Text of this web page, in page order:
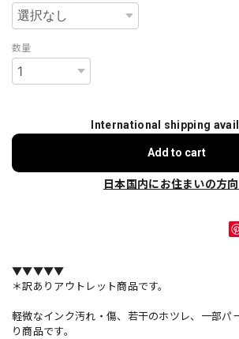
数量
International shipping
Add to cart
日本国内にお住まいの方
▼▼▼▼▼
＊訳ありアウトレット商品です。
軽微なインク汚れ・傷、若干のホツレ、一部パ
り商品です。